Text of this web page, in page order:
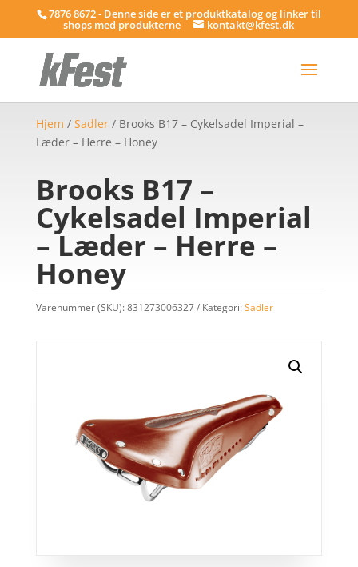
7876 8672 - Denne side er et produktkatalog og linker til
shops med produkterne kontakt@kfest.dk
Hjem / Sadler/ Brooks B17 – Cykelsadel Imperial –
Læder – Herre – Honey
Brooks B17 –
Cykelsadel Imperial
– Læder – Herre –
Honey
Varenummer (SKU):831273006327 Kategori:Sadler